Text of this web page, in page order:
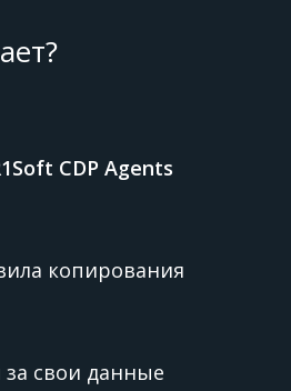
CDP Agents
копирования
за свои данные